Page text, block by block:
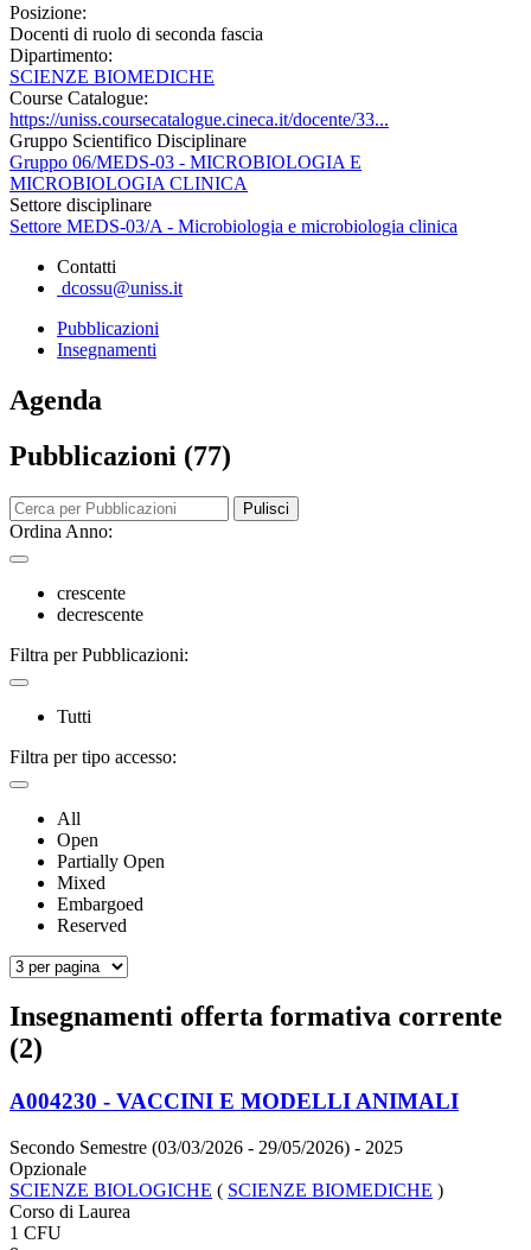
Posizione:
Docenti di ruolo di seconda fascia
Dipartimento:
SCIENZE BIOMEDICHE
Course Catalogue:
https://uniss.coursecatalogue.cineca.it/docente/33...
Gruppo Scientifico Disciplinare
Gruppo 06/MEDS-03 - MICROBIOLOGIA E
MICROBIOLOGIA CLINICA
Settore disciplinare
Settore MEDS-03/A - Microbiologia e microbiologia clinica
Contatti
dcossu@uniss.it
Pubblicazioni
Insegnamenti
Agenda
Pubblicazioni (77)
Pulisci
Ordina Anno:
crescente
decrescente
Filtra per Pubblicazioni:
Tutti
Filtra per tipo accesso:
All
Open
Partially Open
Mixed
Embargoed
Reserved
Insegnamenti offerta formativa corrente
(2)
A004230 - VACCINI E MODELLI ANIMALI
Secondo Semestre (03/03/2026 - 29/05/2026) - 2025
Opzionale
SCIENZE BIOLOGICHE ( SCIENZE BIOMEDICHE )
Corso di Laurea
1 CFU